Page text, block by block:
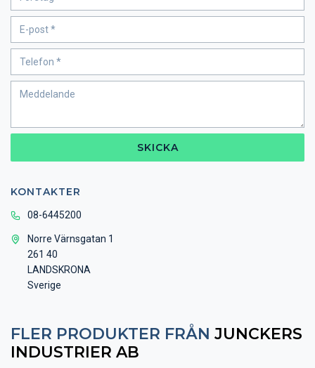
SKICKA
KONTAKTER
08-6445200
Norre Värnsgatan 1
261 40
LANDSKRONA
Sverige
FLER PRODUKTER FRÅN JUNCKERS
INDUSTRIER AB